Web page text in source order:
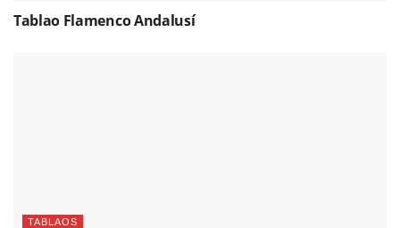
Tablao Flamenco Andalusí
TABLAOS